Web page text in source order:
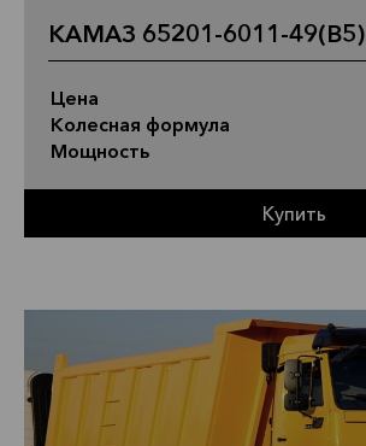
КАМАЗ 65201-6011-49(B5)
Цена
Колесная формула
Мощность
Купить